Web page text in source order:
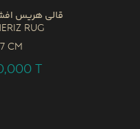
قالی هریس
Rug
CM
T